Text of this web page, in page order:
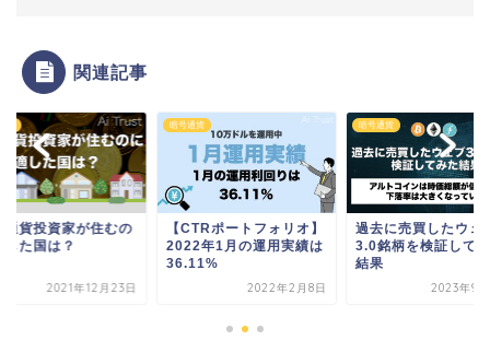
関連記事
通貨投資家が住むの
した国は？
2021年12月23日
暗号通貨
【CTRポートフォリオ】
2022年1月の運用実績は
36.11%
2022年2月8日
暗号通貨
過去に売買したウェ
3.0銘柄を検証して
結果
2023年9